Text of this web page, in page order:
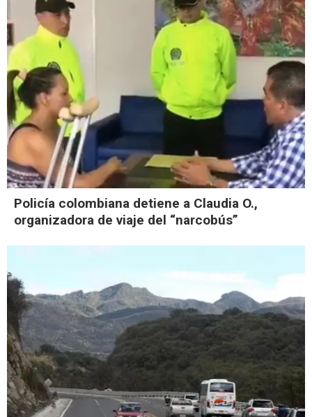
Policía colombiana detiene a Claudia O.,
organizadora de viaje del “narcobús”